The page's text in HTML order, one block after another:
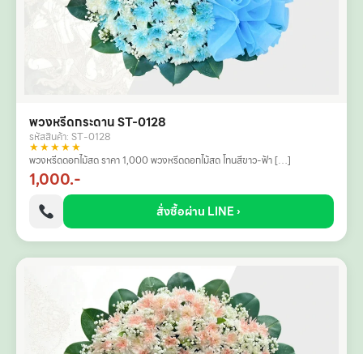
พวงหรีดกระดาน ST-0128
รหัสสินค้า: ST-0128
★★★★★
พวงหรีดดอกไม้สด ราคา 1,000 พวงหรีดดอกไม้สด โทนสีขาว-ฟ้า […]
1,000.-
สั่งซื้อผ่าน LINE ›